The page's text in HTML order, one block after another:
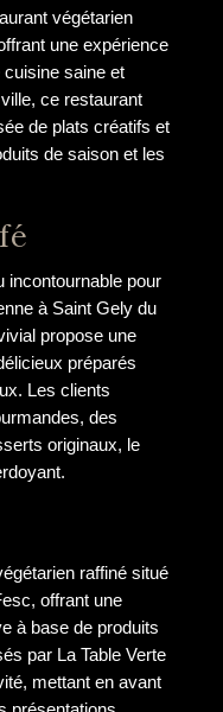
végétarien
une expérience
saine et
ce restaurant
de plats créatifs et
de saison et les
incontournable pour
à Saint Gely du
propose une
préparés
Les clients
des
originaux, le
raffiné situé
offrant une
à base de produits
par La Table Verte
mettant en avant